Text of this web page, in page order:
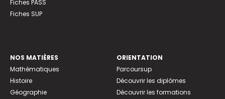
Fiches PASS
Fiches SUP
NOS MATIÈRES
Mathématiques
Histoire
Géographie
ORIENTATION
Parcoursup
Découvrir les diplômes
Découvrir les formations